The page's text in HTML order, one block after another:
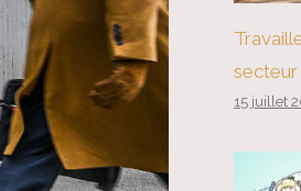
15 juillet